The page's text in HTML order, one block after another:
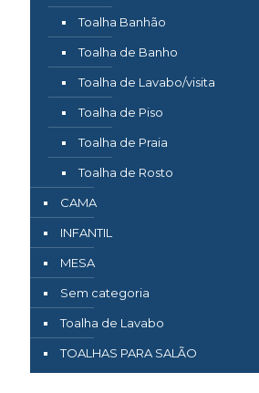
Toalha Banhão
Toalha de Banho
Toalha de Lavabo/visita
Toalha de Piso
Toalha de Praia
Toalha de Rosto
CAMA
INFANTIL
MESA
Sem categoria
Toalha de Lavabo
TOALHAS PARA SALÃO